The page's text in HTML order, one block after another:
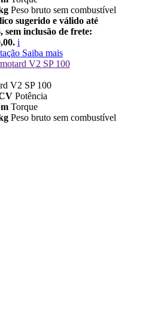
Peso bruto sem combustível
sugerido e válido até
sem inclusão de frete:
i
Saiba mais
V2 SP 100
V2 SP 100
Potência
Torque
Peso bruto sem combustível